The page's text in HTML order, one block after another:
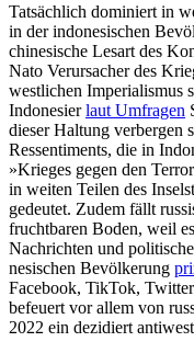
Tatsächlich dominiert in
in der indonesischen
chinesische Lesart des
Nato Ver­ursacher des
westlichen Imperialismus
Indo­nesierlaut Umfragen
dieser Haltung ver­bergen
Ressentiments, die in
»Krieges gegen den
in weiten Teilen des
gedeutet. Zudem fällt
fruchtbaren Boden, weil
Nachrichten und
nesischen Bevölkerung
Facebook, TikTok,
befeuert vor allem von
2022 ein dezi­diert